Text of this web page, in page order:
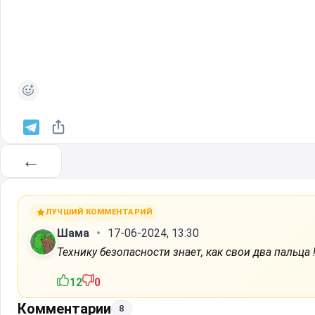
←
ЛУЧШИЙ КОММЕНТАРИЙ
Шама
17-06-2024, 13:30
Технику безопасности знает, как свои два пальца
12 0
Комментарии 8